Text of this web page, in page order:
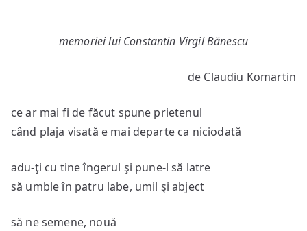
puţin
memoriei lui Constantin Virgil Bănescu
de Claudiu Komartin
ce ar mai fi de făcut spune prietenul
când plaja visată e mai departe ca niciodată
adu-ţi cu tine îngerul şi pune-l să latre
să umble în patru labe, umil şi abject
să ne semene, nouă